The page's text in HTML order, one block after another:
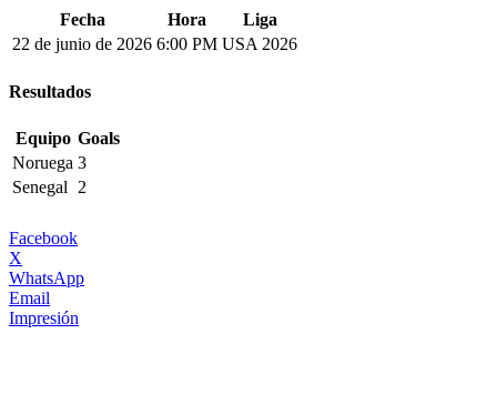
Fecha Hora
Liga
22 de junio de 2026 6:00 PM USA 2026
Resultados
Equipo Goals
Noruega 3
Senegal
2
Facebook
X
WhatsApp
Email
Impresión